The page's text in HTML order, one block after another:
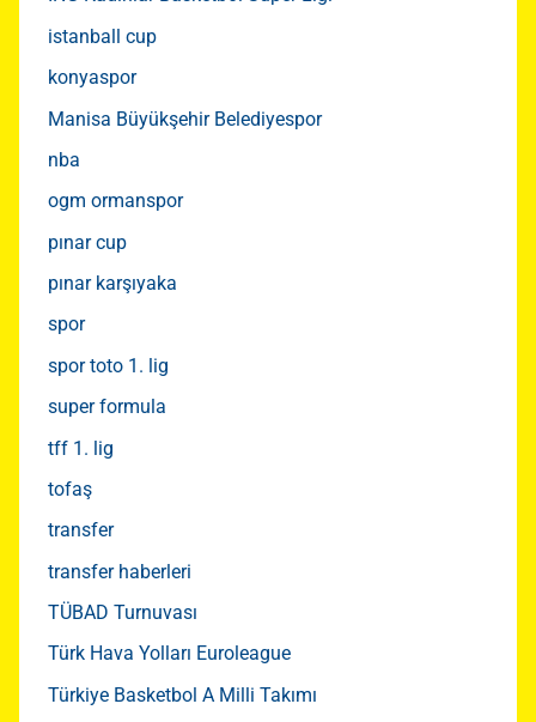
istanball cup
konyaspor
Manisa Büyükşehir Belediyespor
nba
ogm ormanspor
pınar cup
pınar karşıyaka
spor
spor toto 1. lig
super formula
tff 1. lig
tofaş
transfer
transfer haberleri
TÜBAD Turnuvası
Türk Hava Yolları Euroleague
Türkiye Basketbol A Milli Takımı